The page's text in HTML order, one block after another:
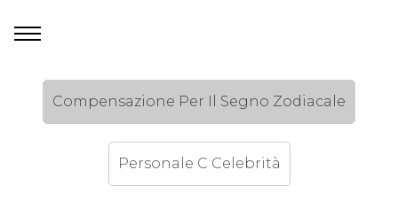
Compensazione Per Il Segno Zodiacale
Personale C Celebrità